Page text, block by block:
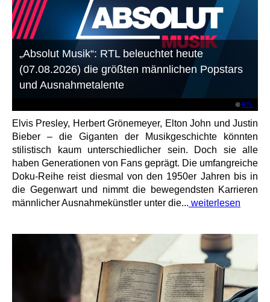
©RTL
„Absolut Musik“: RTL beleuchtet heute
(07.08.2026) die größten männlichen Popstars
und Ausnahmetalente
Elvis Presley, Herbert Grönemeyer, Elton John und Justin
Bieber – die Giganten der Musikgeschichte könnten
stilistisch kaum unterschiedlicher sein. Doch sie alle
haben Generationen von Fans geprägt. Die umfangreiche
Doku-Reihe reist diesmal von den 1950er Jahren bis in
die Gegenwart und nimmt die bewegendsten Karrieren
männlicher Ausnahmekünstler unter die... weiterlesen